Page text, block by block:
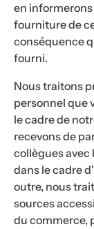
en
fourniture de
conséquence
fourni.
Nous traitons
personnel que
le cadre de
recevons de
collègues avec
dans le cadre
outre, nous
sources
du commerce,